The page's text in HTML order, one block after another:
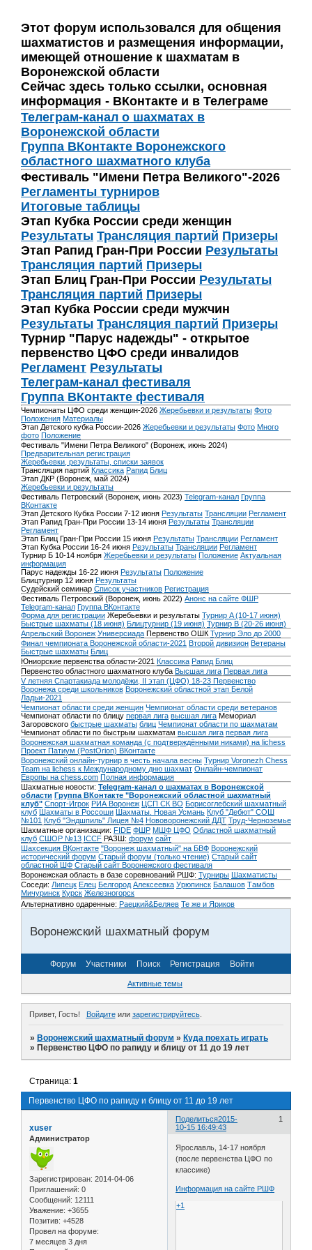
Этот форум использовался для общения
шахматистов и размещения информации,
имеющей отношение к шахматам в
Воронежской области
Сейчас здесь только ссылки, основная
информация - ВКонтакте и в Телеграме
Телеграм-канал о шахматах в
Воронежской области
Группа ВКонтакте Воронежского
областного шахматного клуба
Фестиваль "Имени Петра Великого"-2026
Регламенты турниров
Итоговые таблицы
Этап Кубка России среди женщин
Результаты Трансляция партий Призеры
Этап Рапид Гран-При России Результаты
Трансляция партий Призеры
Этап Блиц Гран-При России Результаты
Трансляция партий Призеры
Этап Кубка России среди мужчин
Результаты Трансляция партий Призеры
Турнир "Парус надежды" - открытое
первенство ЦФО среди инвалидов
Регламент Результаты
Телеграм-канал фестиваля
Группа ВКонтакте фестиваля
Чемпионаты ЦФО среди женщин-2026 Жеребьевки и результаты Фото
Положения Материалы
Этап Детского кубка России-2026 Жеребьевки и результаты Фото Много
фото Положение
Фестиваль "Имени Петра Великого" (Воронеж, июнь 2024)
Предварительная регистрация
Жеребьевки, результаты, списки заявок
Трансляция партий Классика Рапид Блиц
Этап ДКР (Воронеж, май 2024)
Жеребьевки и результаты
Фестиваль Петровский (Воронеж, июнь 2023) Telegram-канал Группа
ВКонтакте
Этап Детского Кубка России 7-12 июня Результаты Трансляции Регламент
Этап Рапид Гран-При России 13-14 июня Результаты Трансляции
Регламент
Этап Блиц Гран-При России 15 июня Результаты Трансляции Регламент
Этап Кубка России 16-24 июня Результаты Трансляции Регламент
Турнир Б 10-14 ноября Жеребьевки и результаты Положение Актуальная
информация
Парус надежды 16-22 июня Результаты Положение
Блицтурнир 12 июня Результаты
Судейский семинар Список участников Регистрация
Фестиваль Петровский (Воронеж, июнь 2022) Анонс на сайте ФШР
Telegram-канал Группа ВКонтакте
Форма для регистрации Жеребьевки и результаты Турнир A (10-17 июня)
Быстрые шахматы (18 июня) Блицтурнир (19 июня) Турнир B (20-26 июня)
Апрельский Воронеж Универсиада Первенство ОШК Турнир Эло до 2000
Финал чемпионата Воронежской области-2021 Второй дивизион Ветераны
Быстрые шахматы Блиц
Юниорские первенства области-2021 Классика Рапид Блиц
Первенство областного шахматного клуба Высшая лига Первая лига
V летняя Спартакиада молодёжи, II этап (ЦФО) 18-23 Первенство
Воронежа среди школьников Воронежский областной этап Белой
Ладьи-2021
Чемпионат области среди женщин Чемпионат области среди ветеранов
Чемпионат области по блицу первая лига высшая лига Мемориал
Загоровского быстрые шахматы блиц Чемпионат области по шахматам
Чемпионат области по быстрым шахматам высшая лига первая лига
Воронежская шахматная команда (с подтверждёнными никами) на lichess
Проект Патиум (PostOrion) ВКонтакте
Воронежский онлайн-турнир в честь начала весны Турнир Voronezh Chess
Team на lichess к Международному дню шахмат Онлайн-чемпионат
Европы на chess.com Полная информация
Шахматные новости: Telegram-канал о шахматах в Воронежской
области Группа ВКонтакте "Воронежский областной шахматный
клуб" Спорт-Игрок РИА Воронеж ЦСП СК ВО Борисоглебский шахматный
клуб Шахматы в Россоши Шахматы. Новая Усмань Клуб "Дебют" СОШ
№101 Клуб "Эндшпиль" Лицея №4 Нововоронежский ДДТ Труд-Черноземье
Шахматные организации: FIDE ФШР МШФ ЦФО Областной шахматный
клуб СШОР №13 ICCF РАЗШ: форум сайт
Шахсекция ВКонтакте "Воронеж шахматный" на БВФ Воронежский
исторический форум Cтарый форум (только чтение) Старый сайт
областной ШФ Старый сайт Воронежского фестиваля
Воронежская область в базе соревнований РШФ: Турниры Шахматисты
Соседи: Липецк Елец Белгород Алексеевка Урюпинск Балашов Тамбов
Мичуринск Курск Железногорск
Альтернативно одаренные: Раецкий&Беляев Те же и Яриков
Воронежский шахматный форум
Форум Участники Поиск Регистрация Войти
Активные темы
Привет, Гость! Войдитеили зарегистрируйтесь.
»Воронежский шахматный форум »Куда поехать играть
»Первенство ЦФО по рапиду и блицу от 11 до 19 лет
Первенство ЦФО по рапиду и блицу от 11 до 19 лет
Страница:1
Поделиться 1
2015-
10-15 16:49:43
xuser
Администратор
Зарегистрирован: 2014-04-06
Приглашений: 0
Сообщений: 12111
Уважение: +3655
Позитив: +4528
Провел на форуме:
7 месяцев 3 дня
Ярославль, 14-17 ноября
(после первенства ЦФО по
классике)
Информация на сайте РШФ
+1